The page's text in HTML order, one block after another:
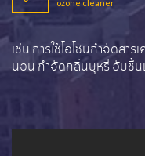
ozone cleaner
เช่น การใช้โอโซนกำจัดสา
นอน กำจัดกลิ่นบุหรี่ อับชื้น